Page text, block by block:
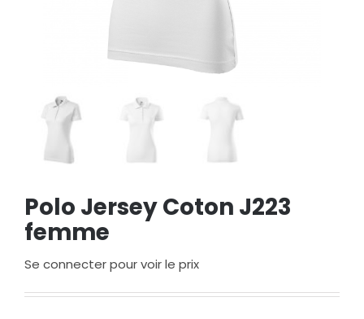
Polo Jersey Coton J223
femme
Se connecter pour voir le prix